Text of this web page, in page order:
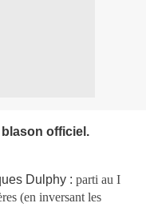
officiel.
Dulphy : parti au I
(en inversant les